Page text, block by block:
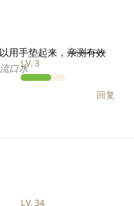
LV.3
用手垫起来， 亲测有效
口水
回复
LV.34